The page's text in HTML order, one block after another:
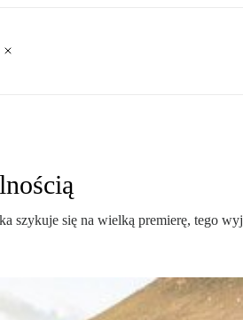
szykuje się na wielką premierę, tego